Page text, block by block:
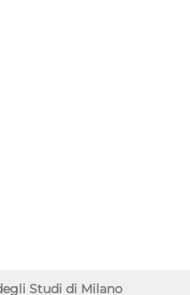
Studi di Milano